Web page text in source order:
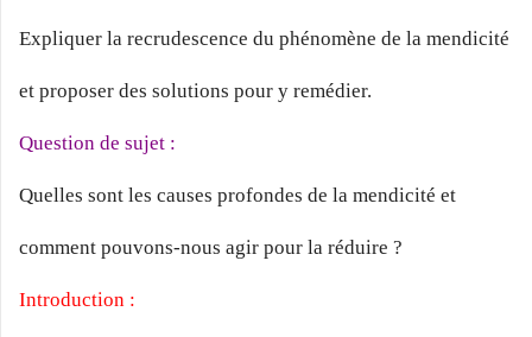
Expliquer la recrudescence du phénomène de la mendicité
et proposer des solutions pour y remédier.
Question de sujet :
Quelles sont les causes profondes de la mendicité et
comment pouvons-nous agir pour la réduire ?
Introduction :